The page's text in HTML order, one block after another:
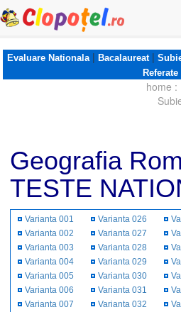
Evaluare Nationala| Bacalaureat|
Referate
home :
Geografia
TESTE
Varianta 001
Varianta 002
Varianta 003
Varianta 004
Varianta 005
Varianta 006
Varianta 007
Varianta 026
Varianta 027
Varianta 028
Varianta 029
Varianta 030
Varianta 031
Varianta 032